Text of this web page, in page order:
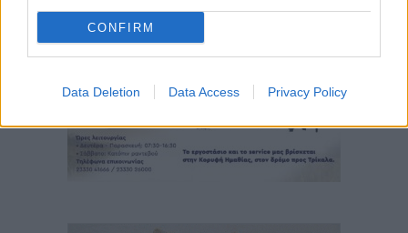
CONFIRM
Data Deletion Data Access Privacy Policy